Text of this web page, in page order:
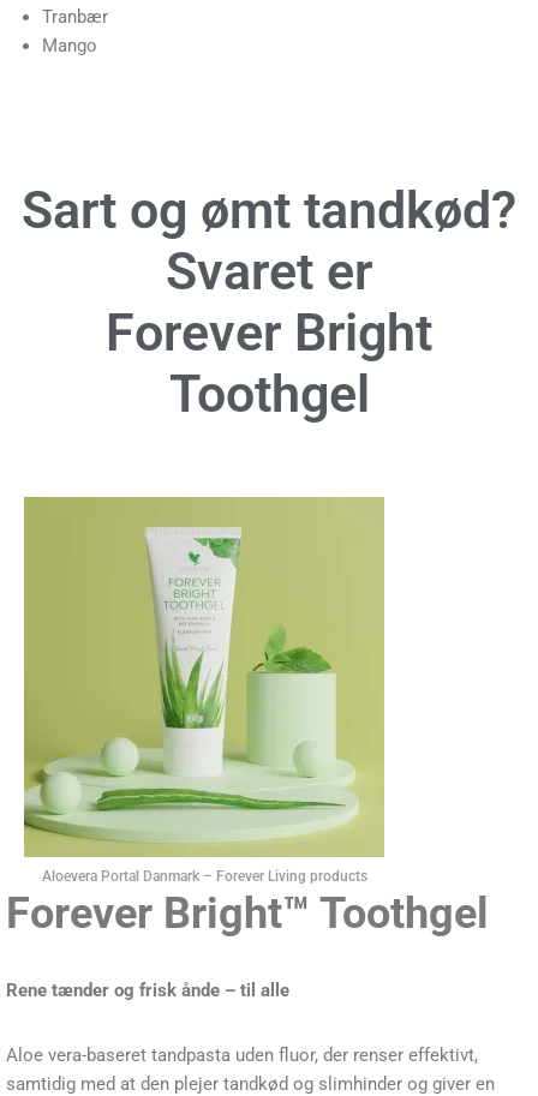
Tranbær
Mango
Sart og ømt tandkød?
Svaret er
Forever Bright
Toothgel
Aloevera Portal Danmark – Forever Living products
Forever Bright™ Toothgel
Rene tænder og frisk ånde – til alle
Aloe vera-baseret tandpasta uden fluor, der renser effektivt,
samtidig med at den plejer tandkød og slimhinder og giver en